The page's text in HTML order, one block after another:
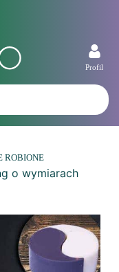
Profil
ROBIONE
o wymiarach